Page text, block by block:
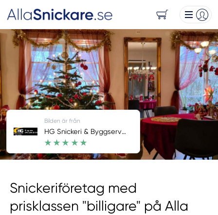
Snickeriföretag med
prisklassen "billigare" på Alla
Bilden är från
HG Snickeri & Byggservice